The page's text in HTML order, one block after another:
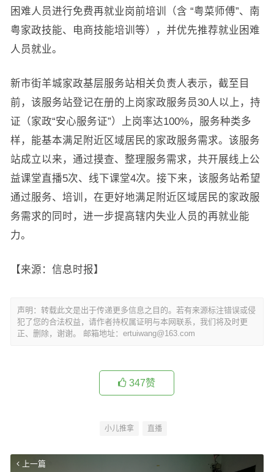
困难人员进行免费再就业岗前培训（含 “粤菜师傅”、南
粤家政技能、电商技能培训等），并优先推荐就业困难
人员就业。
新市街羊城家政基层服务站相关负责人表示，截至目
前，该服务站登记在册的上岗家政服务员30人以上，持
证（家政“安心服务证”）上岗率达100%，服务种类多
样，能基本满足附近区域居民的家政服务需求。该服务
站成立以来，通过摸查、整理服务需求，共开展线上公
益课堂直播5次、线下课堂4次。接下来，该服务站希望
通过服务、培训，在更好地满足附近区域居民的家政服
务需求的同时，进一步提高辖内失业人员的再就业能
力。
【来源：信息时报】
声明：转载此文是出于传递更多信息之目的。若有来源标注错误或侵
犯了您的合法权益，请作者持权属证明与本网联系，我们将及时更
正、删除，谢谢。 邮箱地址：ertuiwang@163.com
347赞
小儿推拿 直播
上一篇